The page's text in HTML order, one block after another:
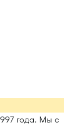
года. Мы с